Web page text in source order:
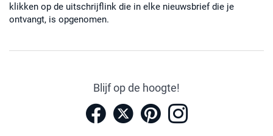
klikken op de uitschrijflink die in elke nieuwsbrief die je
ontvangt, is opgenomen.
Blijf op de hoogte!